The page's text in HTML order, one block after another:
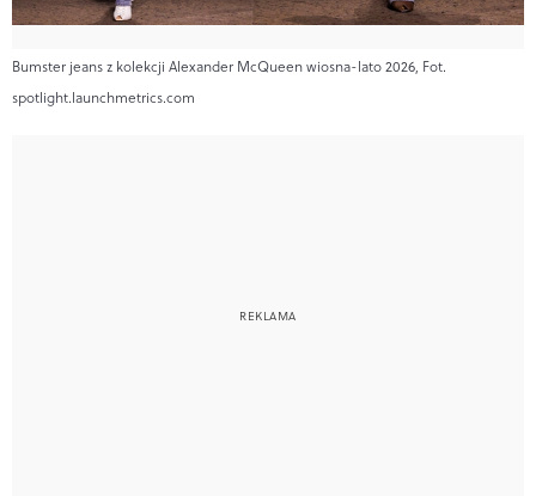
Bumster jeans z kolekcji Alexander McQueen wiosna-lato 2026, Fot.
spotlight.launchmetrics.com